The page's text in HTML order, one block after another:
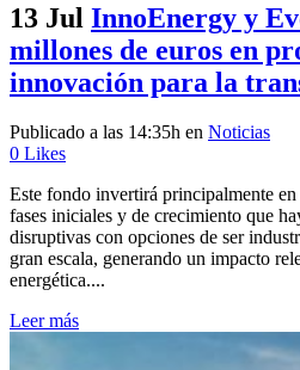
13 Jul InnoEnergy y
millones de euros en
innovación para la
Publicado a las 14:35h en Noticias
0 Likes
Este fondo invertirá principalmente en
fases iniciales y de crecimiento que
disruptivas con opciones de ser
gran escala, generando un impacto
energética....
Leer más